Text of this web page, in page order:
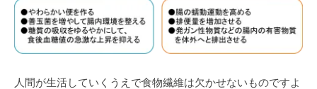
⼈間が⽣活していくうえで⾷物繊維は⽋かせないものですよ